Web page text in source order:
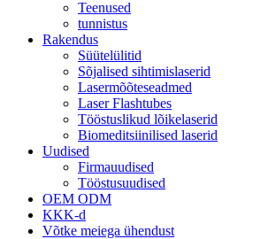
Teenused
tunnistus
Rakendus
Süütelülitid
Sõjalised sihtimislaserid
Lasermõõteseadmed
Laser Flashtubes
Tööstuslikud lõikelaserid
Biomeditsiinilised laserid
Uudised
Firmauudised
Tööstusuudised
OEM ODM
KKK-d
Võtke meiega ühendust